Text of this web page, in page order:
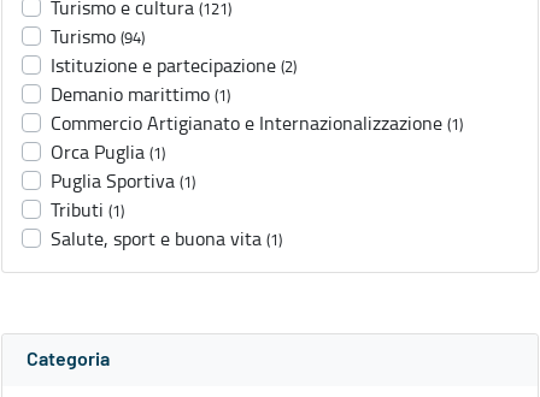
Turismo e cultura (121)
Turismo (94)
Istituzione e partecipazione (2)
Demanio marittimo (1)
Commercio Artigianato e Internazionalizzazione (1)
Orca Puglia (1)
Puglia Sportiva (1)
Tributi (1)
Salute, sport e buona vita (1)
Categoria